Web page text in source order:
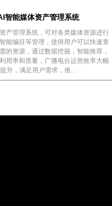
智能媒体资产管理系统
产管理系统，可对各类媒体资源进行
能编目等管理，使得用户可以快速查
的资源，通过数据挖掘，智能推荐，
用率和质量，广播电台运营效率大幅
提升，满足用户需求，推...